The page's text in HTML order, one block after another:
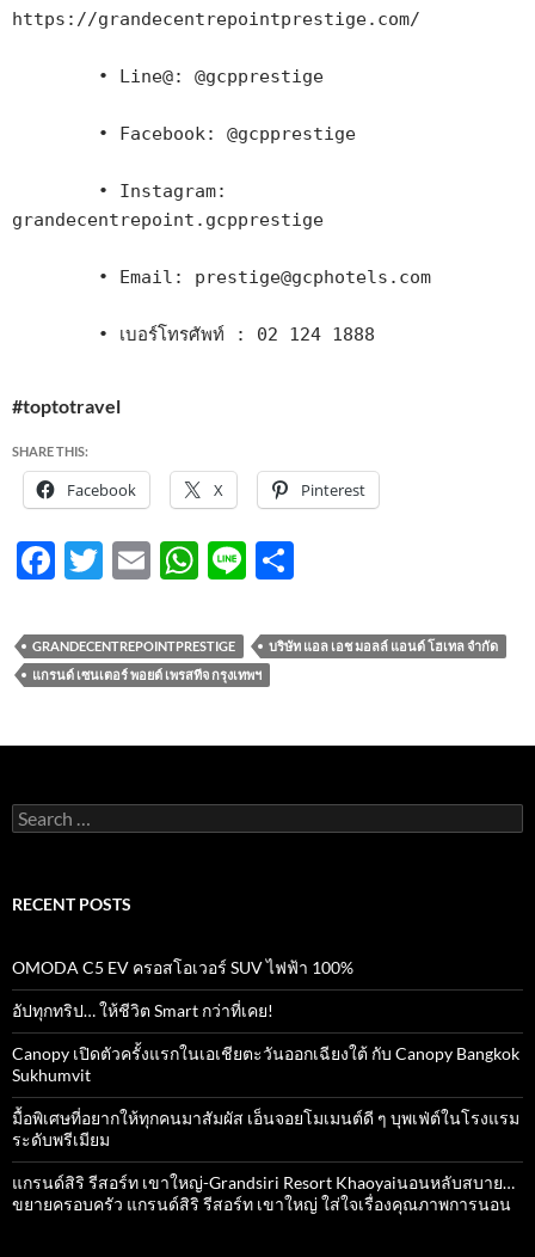
https://grandecentrepointprestige.com/
grandecentrepoint.gcpprestige
        • เบอร์โทรศัพท์ : 02 124 1888
#toptotravel
SHARE THIS:
Facebook X Pinterest
F
e
b
o
T
itt
er
E
ail
W
at
s
p
Li
e ar
e
GRANDECENTREPOINTPRESTIGE
บริษัท แอล เอช มอลล์ แอนด์ โฮเทล จำกัด
แกรนด์ เซนเตอร์ พอยต์ เพรสทีจ กรุงเทพฯ
Search
for:
RECENT POSTS
OMODA C5 EV ครอสโอเวอร์ SUV ไฟฟ้า 100%
อัปทุกทริป… ให้ชีวิต Smart กว่าที่เคย!
Canopy เปิดตัวครั้งแรกในเอเชียตะวันออกเฉียงใต้ กับ Canopy Bangkok
Sukhumvit
มื้อพิเศษที่อยากให้ทุกคนมาสัมผัส เอ็นจอยโมเมนต์ดี ๆ บุพเฟ่ต์ในโรงแรม
ระดับพรีเมียม
แกรนด์สิริ​ รีสอร์ท​ เขาใหญ่​-Grandsiri​ Resort​ Khaoyaiนอนหลับสบาย…
ขยายครอบครัว แกรนด์สิริ รีสอร์ท เขาใหญ่ ใส่ใจเรื่องคุณภาพการนอน